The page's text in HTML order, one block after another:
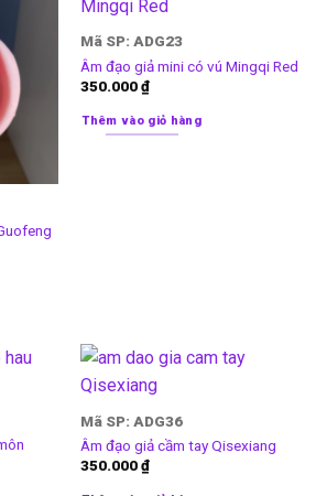
Mã SP: ADG23
Âm đạo giả mini có vú Mingqi Red
350.000₫
Thêm vào giỏ hàng
Mã SP: ADG36
Âm đạo giả cầm tay Qisexiang
350.000₫